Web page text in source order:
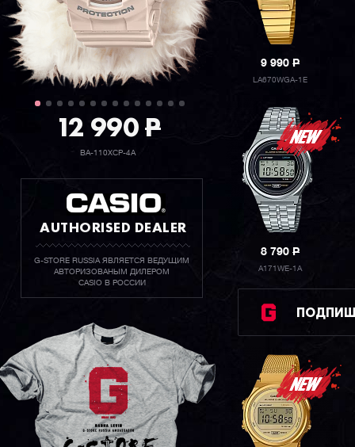
12 990P
BA-110XCP-4A
AUTHORISED DEALER
G-STORE RUSSIA ЯВЛЯЕТСЯ ВЕДУЩИМ
АВТОРИЗОВАНЫМ ДИЛЕРОМ
CASIO В РОССИИ
9 990P
LA670WGA-1E
8 790P
A171WE-1A